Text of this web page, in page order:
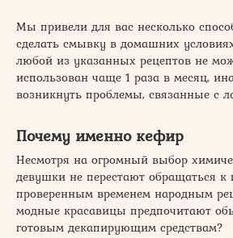
Мы привели для вас несколько
сделать смывку в домашних
любой из указанных рецептов не
использован чаще 1 раза в месяц,
возникнуть проблемы, связанные с
Почему именно кефир
Несмотря на огромный выбор
девушки не перестают обращаться к
проверенным временем народным
модные красавицы предпочитают
готовым декапирующим средствам?